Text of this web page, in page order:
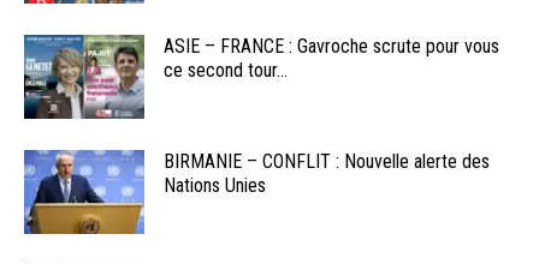
ASIE – FRANCE : Gavroche scrute pour vous
ce second tour...
BIRMANIE – CONFLIT : Nouvelle alerte des
Nations Unies